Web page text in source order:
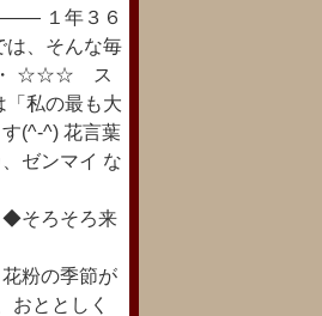
年３６
、そんな毎
・ ☆☆☆ ス
私の最も大
(^-^) 花言葉
ゼンマイ な
そろ来
季節が
おととしく